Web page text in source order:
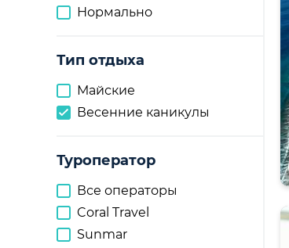
Нормально
Тип отдыха
Майские
Весенние каникулы
Туроператор
Все операторы
Coral Travel
Sunmar